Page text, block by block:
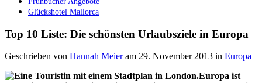
Glückshotel Mallorca
Top 10 Liste: Die schönsten Urlaubsziele in Europa
Geschrieben von Hannah Meier am 29. November 2013 in Europa
Europa ist